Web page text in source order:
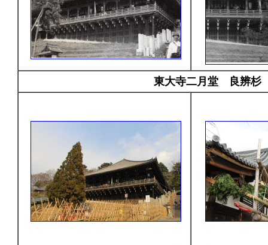
東大寺二月堂 良辨